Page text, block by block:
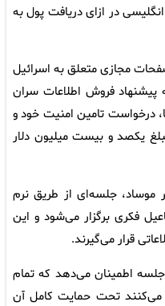
در ازای دریافت پول به
مجازی متعلق به اسرائیل
پیشنهاد فروش اطلاعات سران
درخواست تامین امنیت خود و
یکصد و بیست میلیون دلار
افسر موساد، جلسه‌ای از طریق نرم
فکری برگزار می‌شود و این
قرار می‌گیرند.
اطمینان می‌دهد که تمام
می‌کنند تحت حمایت کامل آن